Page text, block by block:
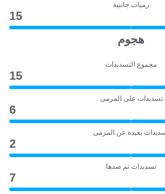
رميات جانبية
15
هجوم
مجموع التسديدات
15
تسديدات على المرمى
6
بعيدة عن المرمى
2
تسديدات تم صدها
7